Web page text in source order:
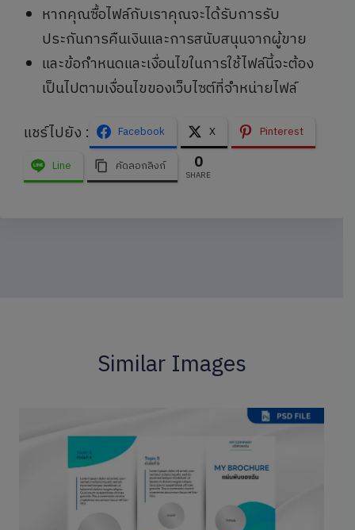
หากคุณซื้อไฟล์กับเราคุณจะได้รับการรับ
ประกันการคืนเงินและการสนับสนุนจากผู้ขาย
และข้อกำหนดและเงื่อนไขในการใช้ไฟล์นี้จะต้อง
เป็นไปตามเงื่อนไขของเว็บไซต์ที่จำหน่ายไฟล์
แชร์ไปยัง :
Facebook X
Pinterest
Line
คัดลอกลิงก์ 0
SHARE
Similar Images